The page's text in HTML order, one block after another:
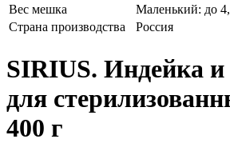
Вес мешка
Маленький: до
Страна производства
Россия
SIRIUS. Индейка и
для
400 г